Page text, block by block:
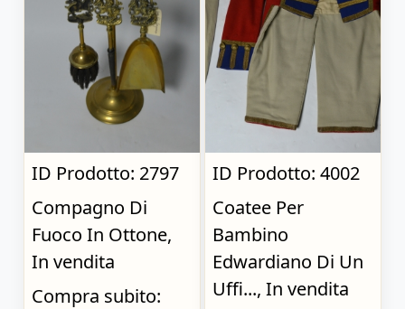
ID Prodotto: 2797
Compagno Di
Fuoco In Ottone,
In vendita
Compra subito:
ID Prodotto: 4002
Coatee Per
Bambino
Edwardiano Di Un
Uffi..., In vendita